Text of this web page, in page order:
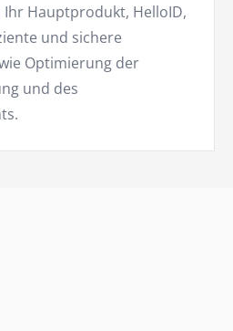
Hauptprodukt, HelloID,
und sichere
Optimierung der
und des